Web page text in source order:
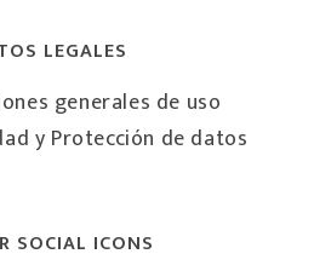
LEGALES
generales de uso
y Protección de datos
SOCIAL ICONS